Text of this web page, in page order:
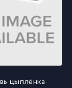
цыплёнка